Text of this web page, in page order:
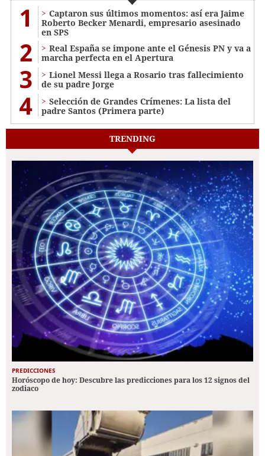
1
Captaron sus últimos momentos: así era Jaime
Roberto Becker Menardi​​​, empresario asesinado
en SPS
2
Real España se impone ante el Génesis PN y va a
marcha perfecta en el Apertura
3
Lionel Messi llega a Rosario tras fallecimiento
de su padre Jorge
4
Selección de Grandes Crímenes: La lista del
padre Santos (Primera parte)
TRENDING
PREDICCIONES
Horóscopo de hoy: Descubre las predicciones para los 12 signos del
zodiaco